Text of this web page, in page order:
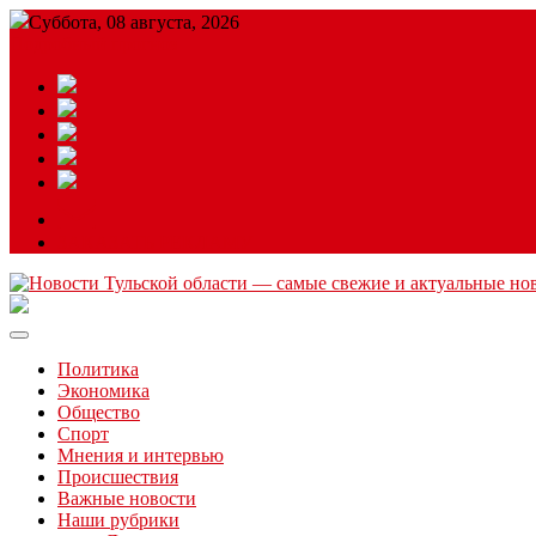
Суббота, 08 августа, 2026
Читайте последние новости дня в Тульской области на сайте
Политика
Экономика
Общество
Спорт
Мнения и интервью
Происшествия
Важные новости
Наши рубрики